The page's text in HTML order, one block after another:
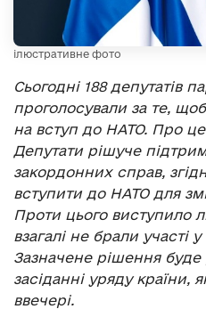
ілюстративне фото
Сьогодні 188 депутатів
проголосували за те,
на вступ до НАТО. Про
Депутати рішуче
закордонних справ,
вступити до НАТО для
Проти цього виступило
взагалі не брали участі у
Зазначене рішення буде
засіданні уряду країни,
ввечері.